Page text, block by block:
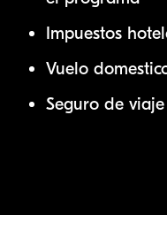
Impuestos
Vuelo
Seguro de viaje